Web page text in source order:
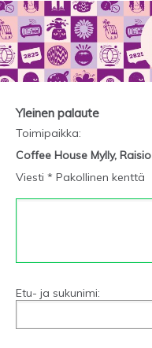
Yleinen palaute
Toimipaikka:
Coffee House Mylly, Raisio
Viesti * Pakollinen kenttä
Etu- ja sukunimi: